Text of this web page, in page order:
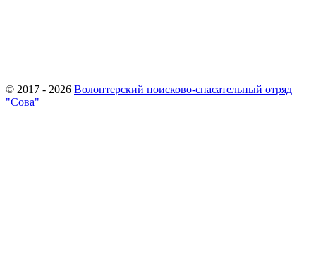
© 2017 - 2026 Волонтерский поисково-спасательный отряд
"Сова"